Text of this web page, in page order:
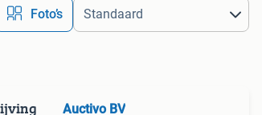
Foto’s
Auctivo BV